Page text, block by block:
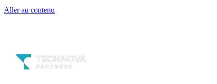
Aller au contenu